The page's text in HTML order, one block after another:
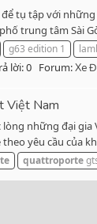
tụ tập với
trung tâm Sài
g63 edition 1
lời: 0 Forum:Xe
Việt Nam
những đại
yêu cầu của
quattroporte